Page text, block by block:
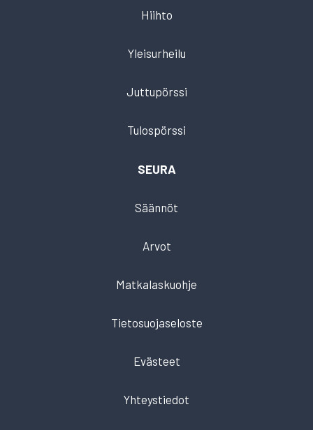
Hiihto
Yleisurheilu
Juttupörssi
Tulospörssi
SEURA
Säännöt
Arvot
Matkalaskuohje
Tietosuojaseloste
Evästeet
Yhteystiedot